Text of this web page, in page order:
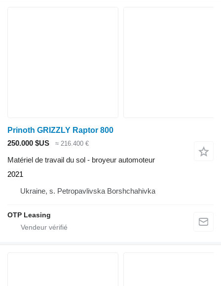
Prinoth GRIZZLY Raptor 800
250.000 $US
≈ 216.400 €
Matériel de travail du sol - broyeur automoteur
2021
Ukraine, s. Petropavlivska Borshchahivka
OTP Leasing